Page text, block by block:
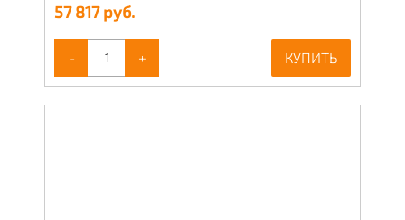
57 817руб.
- + КУПИТЬ